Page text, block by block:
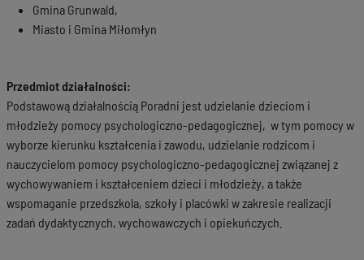
Gmina Grunwald,
Miasto i Gmina Miłomłyn
Przedmiot działalności:
Podstawową działalnością Poradni jest udzielanie dzieciom i
młodzieży pomocy psychologiczno-pedagogicznej, w tym pomocy w
wyborze kierunku kształcenia i zawodu, udzielanie rodzicom i
nauczycielom pomocy psychologiczno-pedagogicznej związanej z
wychowywaniem i kształceniem dzieci i młodzieży, a także
wspomaganie przedszkola, szkoły i placówki w zakresie realizacji
zadań dydaktycznych, wychowawczych i opiekuńczych.